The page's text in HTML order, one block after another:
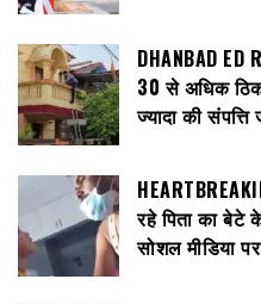
DHANBAD ED
30 से अधिक
ज्यादा की
रहे पिता का बेटे
सोशल मीडिया